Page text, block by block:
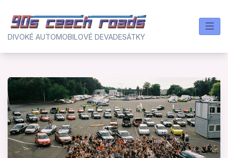
content
DIVOKÉ AUTOMOBILOVÉ DEVADESÁTKY